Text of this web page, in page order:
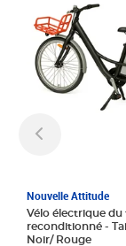
Nouvelle Attitude
Vélo électrique du
reconditionné - Taille normale -
Noir/ Rouge